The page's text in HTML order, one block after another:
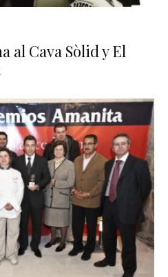
al Cava Sòlid y El